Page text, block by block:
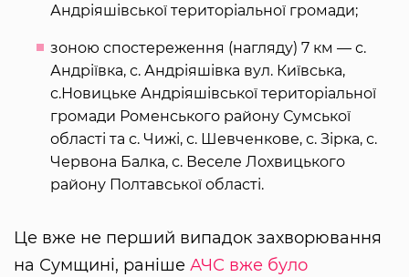
Андріяшівської територіальної громади;
зоною спостереження (нагляду) 7 км — с.
Андріївка, с. Андріяшівка вул. Київська,
с.Новицьке Андріяшівської територіальної
громади Роменського району Сумської
області та с. Чижі, с. Шевченкове, с. Зірка, с.
Червона Балка, с. Веселе Лохвицького
району Полтавської області.
Це вже не перший випадок захворювання
на Сумщині, раніше АЧС вже було